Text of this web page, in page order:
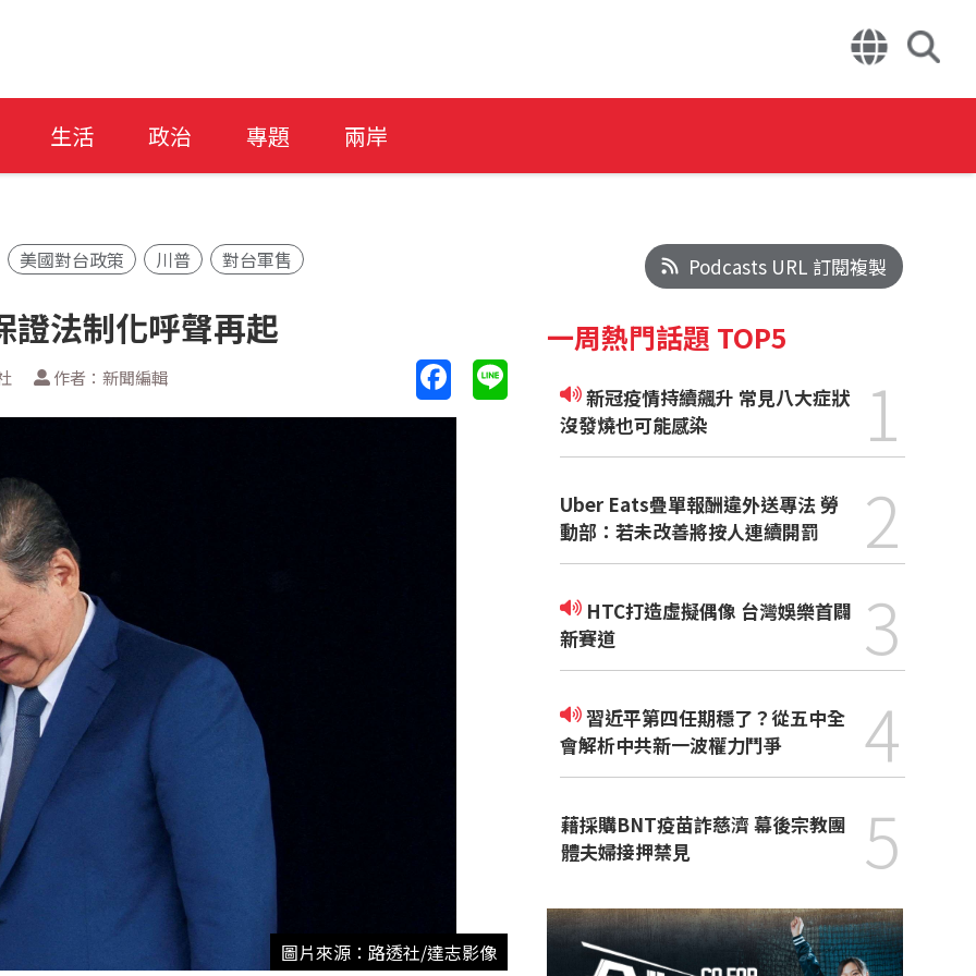
生活 政治 專題 兩岸
美國對台政策 川普 對台軍售
證法制化呼聲再起
作者：新聞編輯
圖片來源：路透社/達志影像
Podcasts URL 訂閱複製
一周熱門話題 TOP5
新冠疫情持續飆升 常見八大症狀
沒發燒也可能感染
1
Uber Eats疊單報酬違外送專法 勞
動部：若未改善將按人連續開罰
2
新賽道
3
習近平第四任期穩了？從五中全
會解析中共新一波權力鬥爭
4
藉採購BNT疫苗詐慈濟 幕後宗教團
體夫婦接押禁見
5